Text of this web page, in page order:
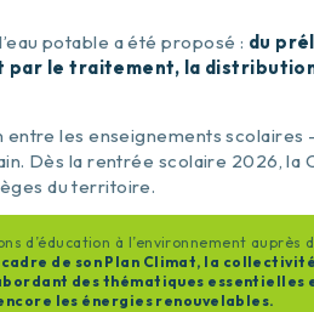
potable a été proposé : du
par le traitement, la
les enseignements scolaires
Dès la rentrée scolaire 2026, la
du territoire.
d’éducation à l’environnement auprès
cadre de son Plan Climat, la
des thématiques essentielles
les énergies renouvelables.